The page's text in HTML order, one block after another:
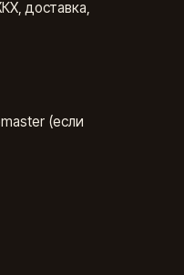
доставка,
(если